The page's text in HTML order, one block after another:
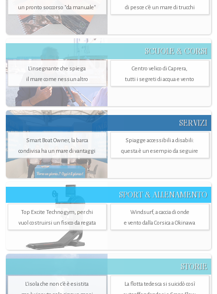
un pronto soccorso "da manuale" di pesce c'è un mare di trucchi
SCUOLE & CORSI
L'insegnante che spiega
il mare come nessun altro
Centro velico di Caprera,
tutti i segreti di acqua e vento
SERVIZI
Smart Boat Owner, la barca
condivisa ha un mare di vantaggi
Spiagge accessibili a disabili:
questa è un esempio da seguire
SPORT & ALLENAMENTO
Top Excite Technogym, per chi
vuol costruirsi un fisico da regata
Windsurf, a caccia di onde
e vento dalla Corsica a Okinawa
STORIE
L’isola che non c'è è esistita
La flotta tedesca si suicidò così